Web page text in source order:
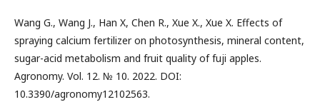
Wang G., Wang J., Han X, Chen R., Xue X., Xue X. Effects of
spraying calcium fertilizer on photosynthesis, mineral content,
sugar-acid metabolism and fruit quality of fuji apples.
Agronomy. Vol. 12. № 10. 2022. DOI:
10.3390/agronomy12102563.